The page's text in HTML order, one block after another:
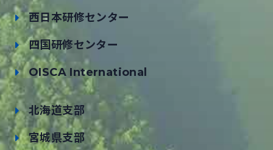
西日本研修センター
四国研修センター
OISCA International
北海道支部
宮城県支部